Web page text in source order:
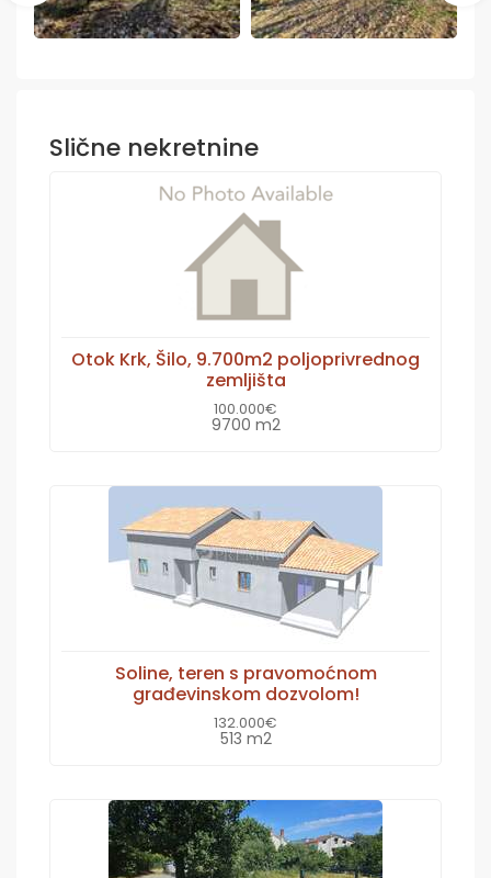
Slične nekretnine
Otok Krk, Šilo, 9.700m2 poljoprivrednog
zemljišta
100.000€
9700 m2
Soline, teren s pravomoćnom
građevinskom dozvolom!
132.000€
513 m2